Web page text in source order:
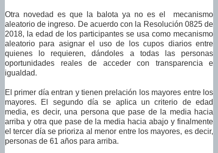
Otra novedad es que la balota ya no es el mecanismo
aleatorio de ingreso. De acuerdo con la Resolución 0825 de
2018, la edad de los participantes se usa como mecanismo
aleatorio para asignar el uso de los cupos diarios entre
quienes lo requieren, dándoles a todas las personas
oportunidades reales de acceder con transparencia e
igualdad.
El primer día entran y tienen prelación los mayores entre los
mayores. El segundo día se aplica un criterio de edad
media, es decir, una persona que pase de la media hacia
arriba y otra que pase de la media hacia abajo y finalmente
el tercer día se prioriza al menor entre los mayores, es decir,
personas de 61 años para arriba.